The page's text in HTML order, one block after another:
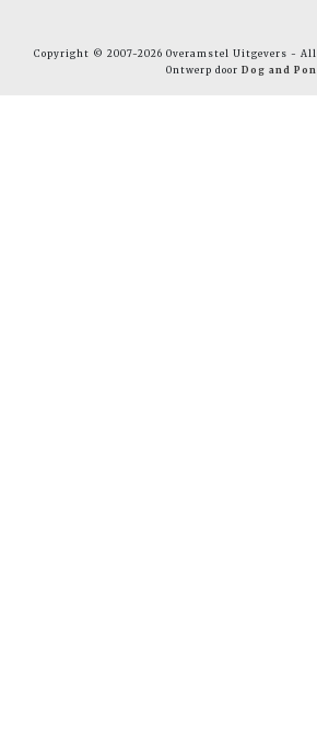
Copyright © 2007-2026 Overamstel Uitgevers -
Ontwerp door Dog and